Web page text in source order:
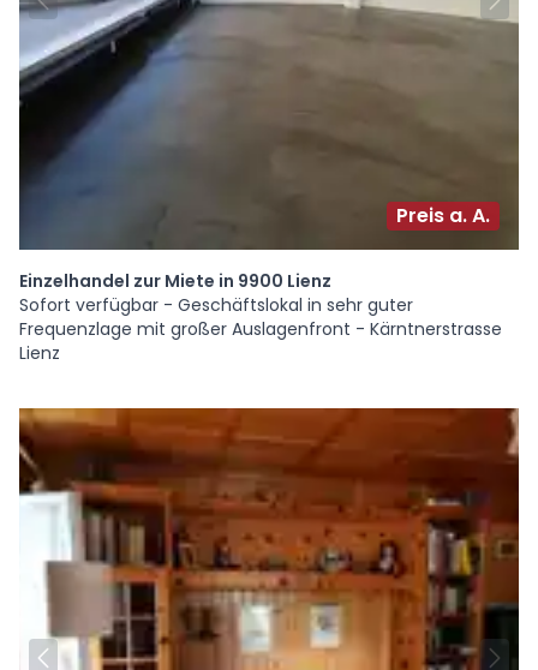
Preis a. A.
Einzelhandel zur Miete in 9900 Lienz
Sofort verfügbar - Geschäftslokal in sehr guter
Frequenzlage mit großer Auslagenfront - Kärntnerstrasse
Lienz